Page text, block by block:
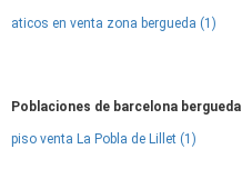
aticos en venta zona bergueda (1)
Poblaciones de barcelona bergueda
piso venta La Pobla de Lillet (1)